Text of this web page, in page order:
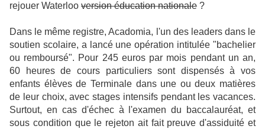
rejouer Waterloo version éducation nationale ?
Dans le même registre, Acadomia, l'un des leaders dans le
soutien scolaire, a lancé une opération intitulée "bachelier
ou remboursé". Pour 245 euros par mois pendant un an,
60 heures de cours particuliers sont dispensés à vos
enfants élèves de Terminale dans une ou deux matières
de leur choix, avec stages intensifs pendant les vacances.
Surtout, en cas d'échec à l'examen du baccalauréat, et
sous condition que le rejeton ait fait preuve d'assiduité et